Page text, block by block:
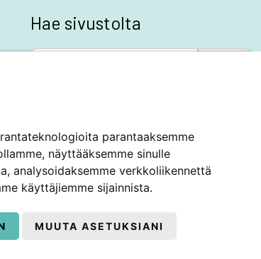
parantaaksemme
näyttääksemme sinulle
analysoidaksemme verkkoliikennettä
käyttäjiemme sijainnista.
MUUTA ASETUKSIANI
Hae sivustolta
Search
SEARCH BUTTON